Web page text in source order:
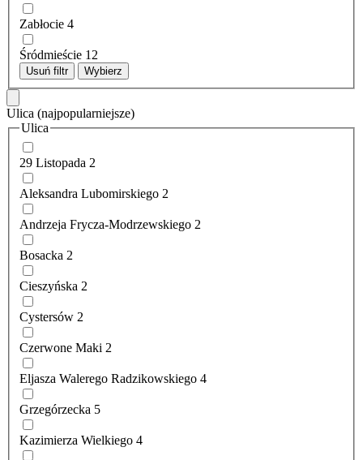
Zabłocie 4
Śródmieście 12
Usuń filtr Wybierz
Ulica (najpopularniejsze)
Ulica
29 Listopada 2
Aleksandra Lubomirskiego 2
Andrzeja Frycza-Modrzewskiego 2
Bosacka 2
Cieszyńska 2
Cystersów 2
Czerwone Maki 2
Eljasza Walerego Radzikowskiego 4
Grzegórzecka 5
Kazimierza Wielkiego 4